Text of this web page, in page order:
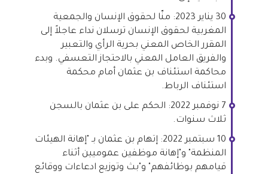
30 يناير 2023: منّا لحقوق الإنسان والجمعية
المغربية لحقوق الإنسان ترسلان نداء عاجلاً إلى
المقرر الخاص المعني بحرية الرأي والتعبير
والفريق العامل المعني بالاحتجاز التعسفي. وبدء
محاكمة استئناف بن عثمان أمام محكمة
استئناف الرباط.
7 نوفمبر 2022: الحكم على بن عثمان بالسجن
ثلاث سنوات.
10 سبتمبر 2022: إتهام بن عثمان بـ "إهانة الهيئات
المنظمة" و"إهانة موظفين عموميين أثناء
قيامهم بوظائفهم" و"بث وتوزيع ادعاءات ووقائع